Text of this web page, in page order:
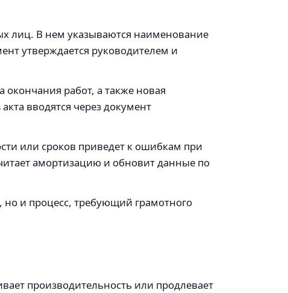
лиц. В нем указываются наименование
утверждается руководителем и
окончания работ, а также новая
вводятся через документ
или сроков приведет к ошибкам при
амортизацию и обновит данные по
но и процесс, требующий грамотного
производительность или продлевает